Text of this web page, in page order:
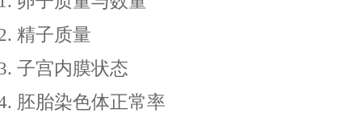
精子质量
子宫内膜状态
胚胎染色体正常率